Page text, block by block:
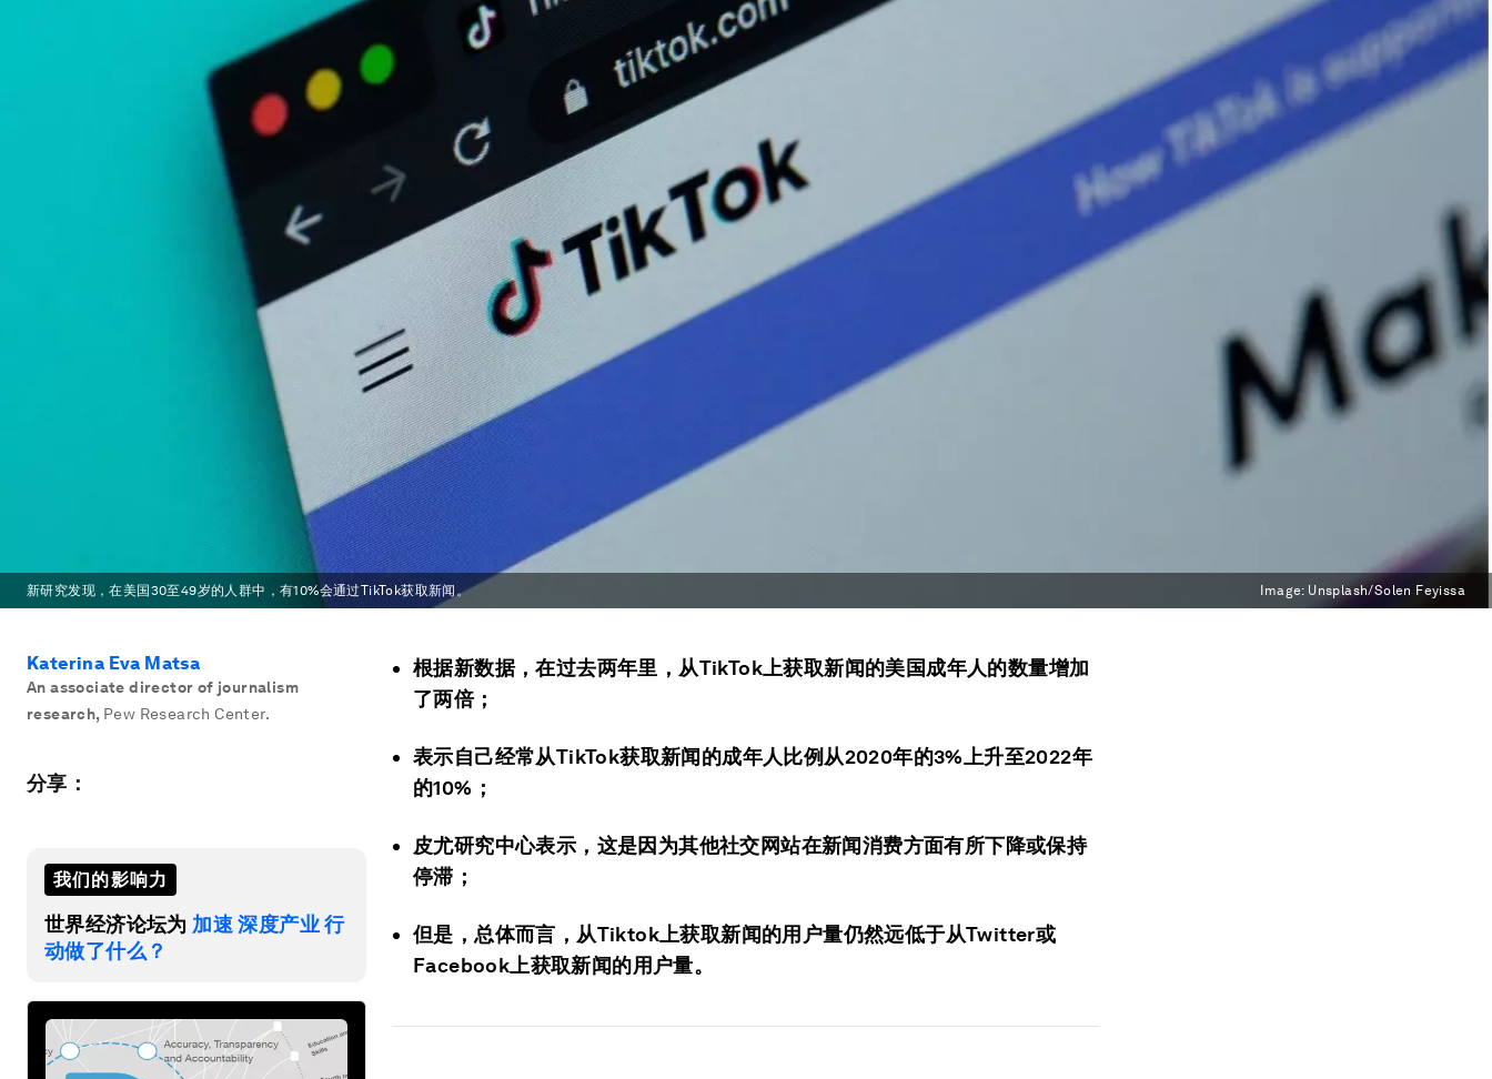
新研究发现，在美国30至49岁的人群中，有10%会通过TikTok获取新闻。 Image: Unsplash/Solen Feyissa
Katerina Eva Matsa
An associate director of journalism
research, Pew Research Center.
分享：
我们的影响力
世界经济论坛为 加速 深度产业 行
动做了什么？
根据新数据，在过去两年里，从TikTok上获取新闻的美国成年人的数量增加
了两倍；
表示自己经常从TikTok获取新闻的成年人比例从2020年的3%上升至2022年
的10%；
皮尤研究中心表示，这是因为其他社交网站在新闻消费方面有所下降或保持
停滞；
但是，总体而言，从Tiktok上获取新闻的用户量仍然远低于从Twitter或
Facebook上获取新闻的用户量。